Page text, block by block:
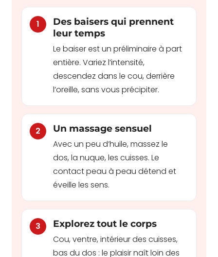
1
Des baisers qui prennent
leur temps
Le baiser est un préliminaire à part
entière. Variez l’intensité,
descendez dans le cou, derrière
l’oreille, sans vous précipiter.
2
Un massage sensuel
Avec un peu d’huile, massez le
dos, la nuque, les cuisses. Le
contact peau à peau détend et
éveille les sens.
3
Explorez tout le corps
Cou, ventre, intérieur des cuisses,
bas du dos : le plaisir naît loin des